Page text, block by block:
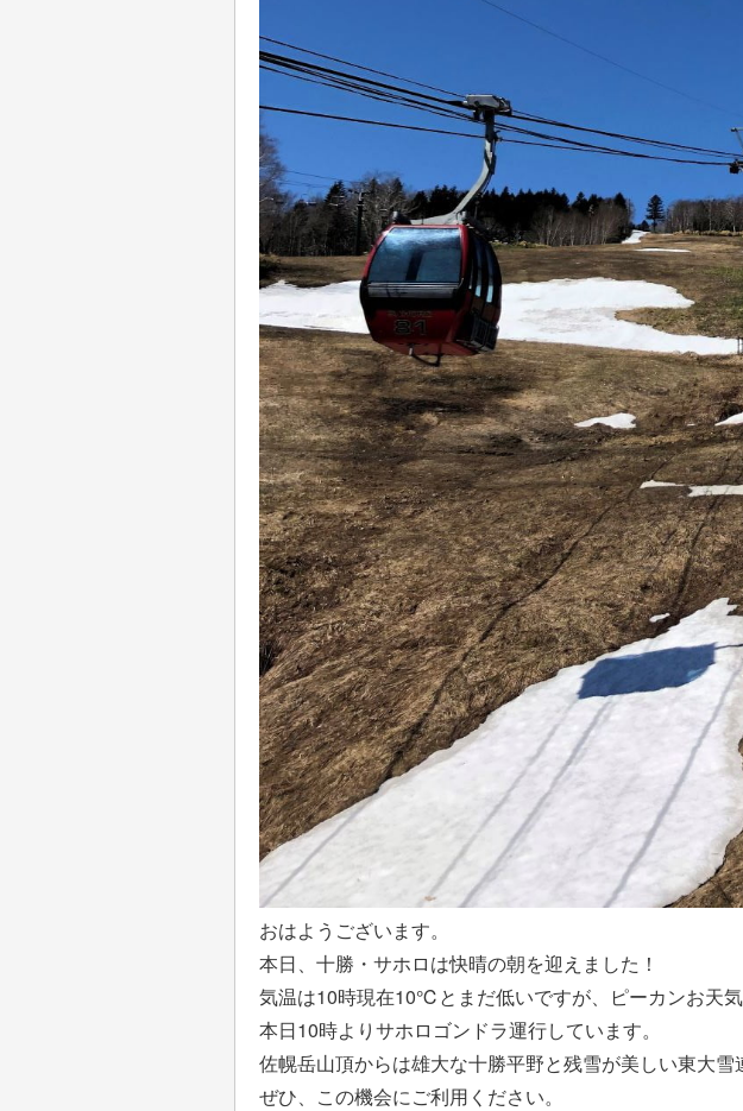
おはようございます。
本日、十勝・サホロは快晴の朝を迎えました！
気温は10時現在10℃とまだ低いですが、ピーカンお天気
本日10時よりサホロゴンドラ運行しています。
佐幌岳山頂からは雄大な十勝平野と残雪が美しい東大雪
ぜひ、この機会にご利用ください。